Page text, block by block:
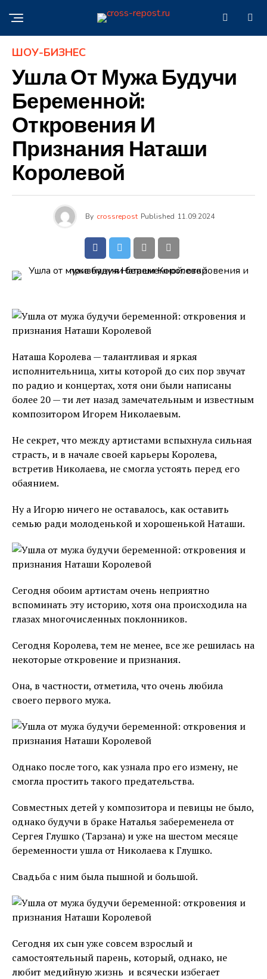
ШОУ-БИЗНЕС
Ушла От Мужа Будучи
Беременной:
Откровения И
Признания Наташи
Королевой
By crossrepost Published 11.09.2024
Наташа Королева — талантливая и яркая
исполнительница, хиты которой до сих пор звучат
по радио и концертах, хотя они были написаны
более 20 — ти лет назад замечательным и известным
композитором Игорем Николаевым.
Не секрет, что между артистами вспыхнула сильная
страсть, и в начале своей карьеры Королева,
встретив Николаева, не смогла устоять перед его
обаянием.
Ну а Игорю ничего не оставалось, как оставить
семью ради молоденькой и хорошенькой Наташи.
Сегодня обоим артистам очень неприятно
вспоминать эту историю, хотя она происходила на
глазах многочисленных поклонников.
Сегодня Королева, тем не менее, все же решилась на
некоторые откровение и признания.
Она, в частности, отметила, что очень любила
своего первого мужа.
Однако после того, как узнала про его измену, не
смогла простить такого предательства.
Совместных детей у композитора и певицы не было,
однако будучи в браке Наталья забеременела от
Сергея Глушко (Тарзана) и уже на шестом месяце
беременности ушла от Николаева к Глушко.
Свадьба с ним была пышной и большой.
Сегодня их сын уже совсем взрослый и
самостоятельный парень, который, однако, не
любит медийную жизнь и всячески избегает